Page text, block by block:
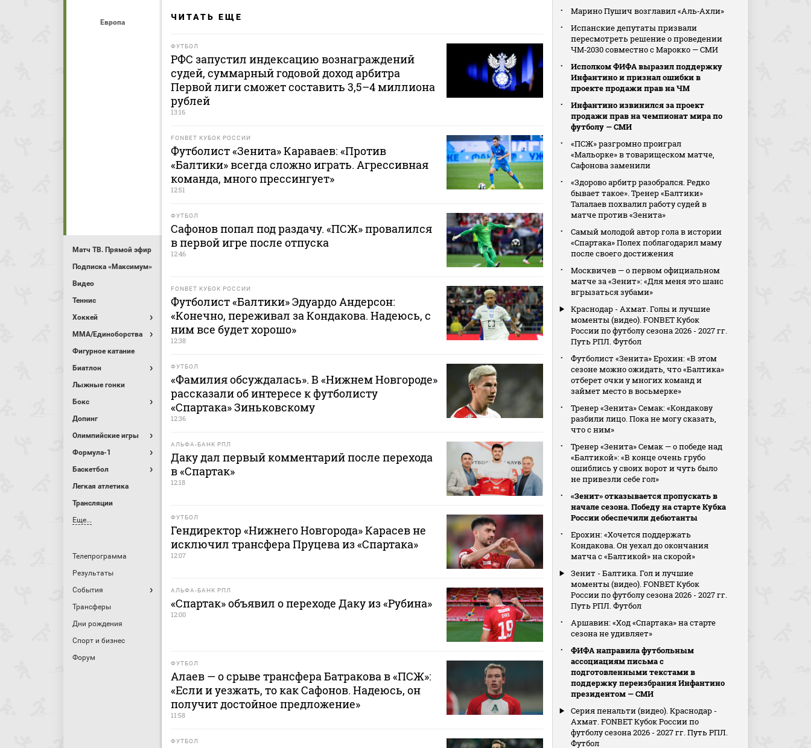
Европа
Матч ТВ. Прямой эфир
Подписка «Максимум»
Видео
Теннис
Хоккей
MMA/Единоборства
Фигурное катание
Биатлон
Лыжные гонки
Бокс
Допинг
Олимпийские игры
Формула-1
Баскетбол
Легкая атлетика
Трансляции
Еще...
Телепрограмма
Результаты
События
Трансферы
Дни рождения
Спорт и бизнес
Форум
ЧИТАТЬ ЕЩЕ
ФУТБОЛ
РФС запустил индексацию вознаграждений
судей, суммарный годовой доход арбитра
Первой лиги сможет составить 3,5–4 миллиона
рублей
13:16
FONBET КУБОК РОССИИ
Футболист «Зенита» Караваев: «Против
«Балтики» всегда сложно играть. Агрессивная
команда, много прессингует»
12:51
ФУТБОЛ
Сафонов попал под раздачу. «ПСЖ» провалился
в первой игре после отпуска
12:46
FONBET КУБОК РОССИИ
Футболист «Балтики» Эдуардо Андерсон:
«Конечно, переживал за Кондакова. Надеюсь, с
ним все будет хорошо»
12:38
ФУТБОЛ
«Фамилия обсуждалась». В «Нижнем Новгороде»
рассказали об интересе к футболисту
«Спартака» Зиньковскому
12:36
АЛЬФА-БАНК РПЛ
Даку дал первый комментарий после перехода
в «Спартак»
12:18
ФУТБОЛ
Гендиректор «Нижнего Новгорода» Карасев не
исключил трансфера Пруцева из «Спартака»
12:07
АЛЬФА-БАНК РПЛ
«Спартак» объявил о переходе Даку из «Рубина»
12:00
ФУТБОЛ
Алаев — о срыве трансфера Батракова в «ПСЖ»:
«Если и уезжать, то как Сафонов. Надеюсь, он
получит достойное предложение»
11:58
ФУТБОЛ
Марино Пушич возглавил «Аль‑Ахли»
Испанские депутаты призвали
пересмотреть решение о проведении
ЧМ‑2030 совместно с Марокко — СМИ
Исполком ФИФА выразил поддержку
Инфантино и признал ошибки в
проекте продажи прав на ЧМ
Инфантино извинился за проект
продажи прав на чемпионат мира по
футболу — СМИ
«ПСЖ» разгромно проиграл
«Мальорке» в товарищеском матче,
Сафонова заменили
«Здорово арбитр разобрался. Редко
бывает такое». Тренер «Балтики»
Талалаев похвалил работу судей в
матче против «Зенита»
Самый молодой автор гола в истории
«Спартака» Полех поблагодарил маму
после своего достижения
Москвичев — о первом официальном
матче за «Зенит»: «Для меня это шанс
вгрызаться зубами»
Краснодар - Ахмат. Голы и лучшие
моменты (видео). FONBET Кубок
России по футболу сезона 2026 - 2027 гг.
Путь РПЛ. Футбол
Футболист «Зенита» Ерохин: «В этом
сезоне можно ожидать, что «Балтика»
отберет очки у многих команд и
займет место в восьмерке»
Тренер «Зенита» Семак: «Кондакову
разбили лицо. Пока не могу сказать,
что с ним»
Тренер «Зенита» Семак — о победе над
«Балтикой»: «В конце очень грубо
ошиблись у своих ворот и чуть было
не привезли себе гол»
«Зенит» отказывается пропускать в
начале сезона. Победу на старте Кубка
России обеспечили дебютанты
Ерохин: «Хочется поддержать
Кондакова. Он уехал до окончания
матча с «Балтикой» на скорой»
Зенит - Балтика. Гол и лучшие
моменты (видео). FONBET Кубок
России по футболу сезона 2026 - 2027 гг.
Путь РПЛ. Футбол
Аршавин: «Ход «Спартака» на старте
сезона не удивляет»
ФИФА направила футбольным
ассоциациям письма с
подготовленными текстами в
поддержку переизбрания Инфантино
президентом — СМИ
Серия пенальти (видео). Краснодар -
Ахмат. FONBET Кубок России по
футболу сезона 2026 - 2027 гг. Путь РПЛ.
Футбол